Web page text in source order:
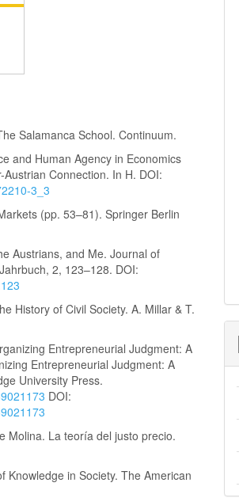
Salamanca School. Continuum.
and Human Agency in Economics
Connection. In H. DOI:
3_3
(pp. 53–81). Springer Berlin
Austrians, and Me. Journal of
2, 123–128. DOI:
History of Civil Society. A. Millar & T.
Entrepreneurial Judgment: A
Entrepreneurial Judgment: A
University Press.
DOI:
Molina. La teoría del justo precio.
Knowledge in Society. The American